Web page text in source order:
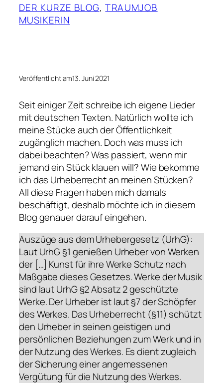
DER KURZE BLOG, TRAUMJOB
MUSIKERIN
Veröffentlicht am13. Juni 2021
Seit einiger Zeit schreibe ich eigene Lieder
mit deutschen Texten. Natürlich wollte ich
meine Stücke auch der Öffentlichkeit
zugänglich machen. Doch was muss ich
dabei beachten? Was passiert, wenn mir
jemand ein Stück klauen will? Wie bekomme
ich das Urheberrecht an meinen Stücken?
All diese Fragen haben mich damals
beschäftigt, deshalb möchte ich in diesem
Blog genauer darauf eingehen.
Auszüge aus dem Urhebergesetz (UrhG):
Laut UrhG §1 genießen Urheber von Werken
der […] Kunst für ihre Werke Schutz nach
Maßgabe dieses Gesetzes. Werke der Musik
sind laut UrhG §2 Absatz 2 geschützte
Werke. Der Urheber ist laut §7 der Schöpfer
des Werkes. Das Urheberrecht (§11) schützt
den Urheber in seinen geistigen und
persönlichen Beziehungen zum Werk und in
der Nutzung des Werkes. Es dient zugleich
der Sicherung einer angemessenen
Vergütung für die Nutzung des Werkes.